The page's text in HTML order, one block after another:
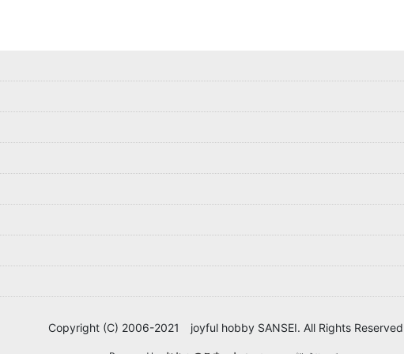
Copyright (C) 2006-2021 joyful hobby SANSEI. All Rights